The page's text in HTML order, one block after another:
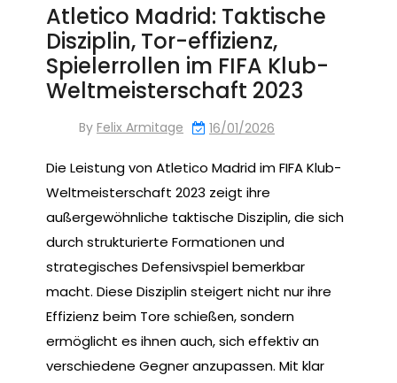
Atletico Madrid: Taktische
Disziplin, Tor-effizienz,
Spielerrollen im FIFA Klub-
Weltmeisterschaft 2023
By Felix Armitage 16/01/2026
Die Leistung von Atletico Madrid im FIFA Klub-
Weltmeisterschaft 2023 zeigt ihre
außergewöhnliche taktische Disziplin, die sich
durch strukturierte Formationen und
strategisches Defensivspiel bemerkbar
macht. Diese Disziplin steigert nicht nur ihre
Effizienz beim Tore schießen, sondern
ermöglicht es ihnen auch, sich effektiv an
verschiedene Gegner anzupassen. Mit klar